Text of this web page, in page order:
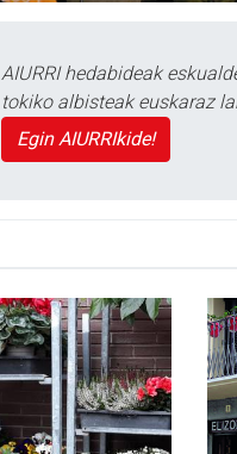
AIURRI hedabideak
tokiko albisteak euskaraz
Egin AIURRIkide!